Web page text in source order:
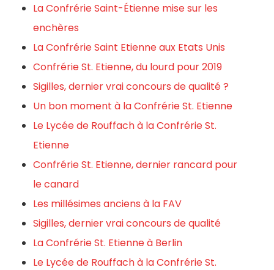
La Confrérie Saint-Étienne mise sur les
enchères
La Confrérie Saint Etienne aux Etats Unis
Confrérie St. Etienne, du lourd pour 2019
Sigilles, dernier vrai concours de qualité ?
Un bon moment à la Confrérie St. Etienne
Le Lycée de Rouffach à la Confrérie St.
Etienne
Confrérie St. Etienne, dernier rancard pour
le canard
Les millésimes anciens à la FAV
Sigilles, dernier vrai concours de qualité
La Confrérie St. Etienne à Berlin
Le Lycée de Rouffach à la Confrérie St.